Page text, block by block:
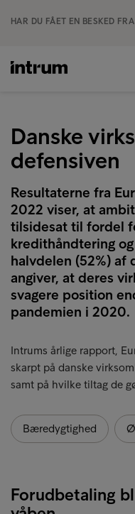
HAR DU FÅET EN BESKED
Danske
defensiven
Resultaterne fra
2022 viser, at
tilsidesat til fordel
kredithåndtering
halvdelen (52%) af
angiver, at deres
svagere position
pandemien i 2020.
Intrums årlige rapport,
skarpt på danske
samt på hvilke tiltag de
Bæredygtighed
Forudbetaling